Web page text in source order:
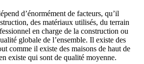
d’énormément de facteurs, qu’il
des matériaux utilisés, du terrain
en charge de la construction ou
globale de l’ensemble. Il existe des
comme il existe des maisons de haut de
existe qui sont de qualité moyenne.